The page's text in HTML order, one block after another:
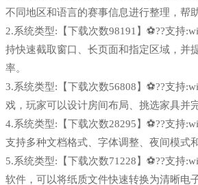
不同地区和语言的赛事信息进行整理，帮
2.系统类型:【下载次数98191】⚽??支持
持快速截取窗口、长页面和指定区域，并
率。
3.系统类型:【下载次数56808】⚽??支持
戏，玩家可以设计房间布局、挑选家具并
4.系统类型:【下载次数28295】⚽??支持
支持多种文档格式、字体调整、夜间模式
5.系统类型:【下载次数71228】⚽??支持
软件，可以将纸质文件快速转换为清晰电